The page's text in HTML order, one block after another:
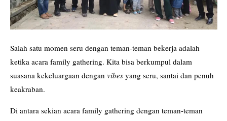
Salah satu momen seru dengan teman-teman bekerja adalah
ketika acara family gathering. Kita bisa berkumpul dalam
suasana kekeluargaan dengan vibesyang seru, santai dan penuh
keakraban.
Di antara sekian acara family gathering dengan teman-teman